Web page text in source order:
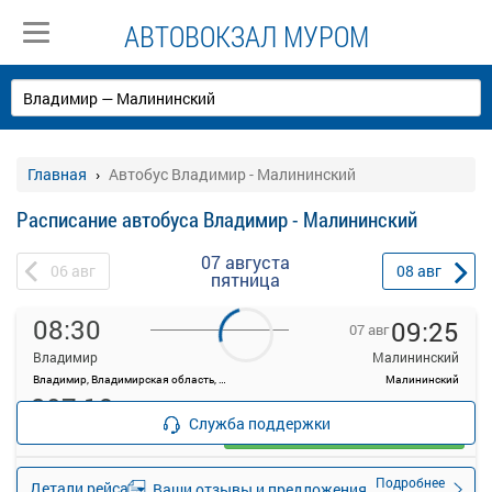
АВТОВОКЗАЛ МУРОМ
Главная Автобус Владимир - Малининский
Расписание автобуса Владимир - Малининский
06 авг 07 августа
пятница 08 авг
08:30
Владимир
Владимир, Владимирская область, г.Владимир, ул.Вокзальная, д.1
07 авг09:25
Малининский
Малининский
Подробнее
207.19
Выбрать
Служба поддержки